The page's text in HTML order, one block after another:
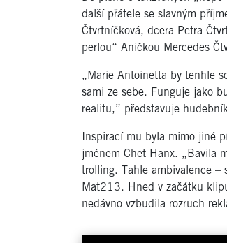
další přátele se slavným
Čtvrtníčková, dcera Petra
perlou“ Aničkou Mercedes
„Marie Antoinetta by tenhle
sami ze sebe. Funguje jako
realitu,” představuje
Inspirací mu byla mimo jiné
jménem Chet Hanx. „Bavila
trolling. Tahle ambivalence –
Mat213. Hned v začátku
nedávno vzbudila rozruch